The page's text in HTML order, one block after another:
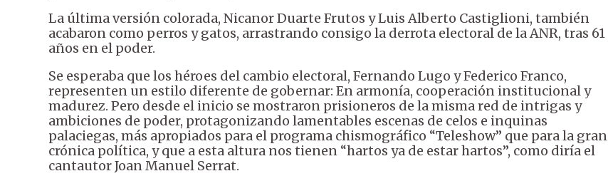
La última versión colorada, Nicanor Duarte Frutos y Luis Alberto Castiglioni, también
acabaron como perros y gatos, arrastrando consigo la derrota electoral de la ANR, tras 61
años en el poder.
Se esperaba que los héroes del cambio electoral, Fernando Lugo y Federico Franco,
representen un estilo diferente de gobernar: En armonía, cooperación institucional y
madurez. Pero desde el inicio se mostraron prisioneros de la misma red de intrigas y
ambiciones de poder, protagonizando lamentables escenas de celos e inquinas
palaciegas, más apropiados para el programa chismográfico “Teleshow” que para la gran
crónica política, y que a esta altura nos tienen “hartos ya de estar hartos”, como diría el
cantautor Joan Manuel Serrat.